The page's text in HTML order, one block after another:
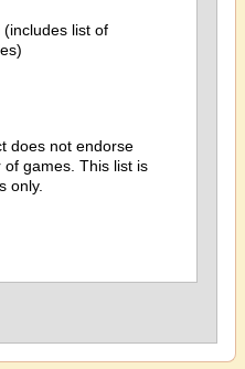
(includes list of
does not endorse
games. This list is
only.